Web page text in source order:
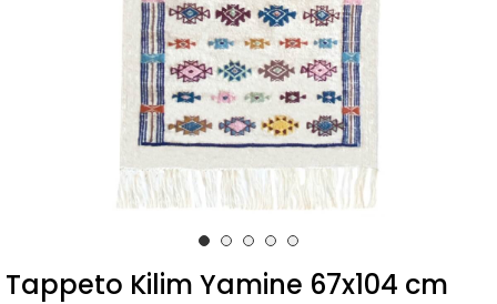
Tappeto Kilim Yamine 67x104 cm